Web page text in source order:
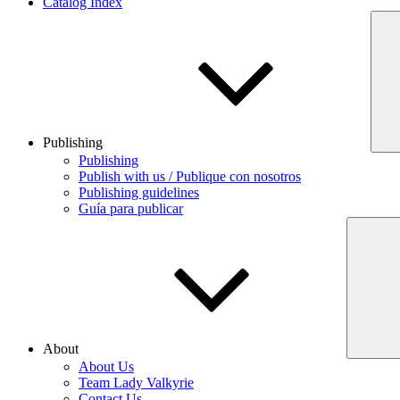
Publishing
Publishing
Publish with us / Publique con nosotros
Publishing guidelines
Guía para publicar
About
About Us
Team Lady Valkyrie